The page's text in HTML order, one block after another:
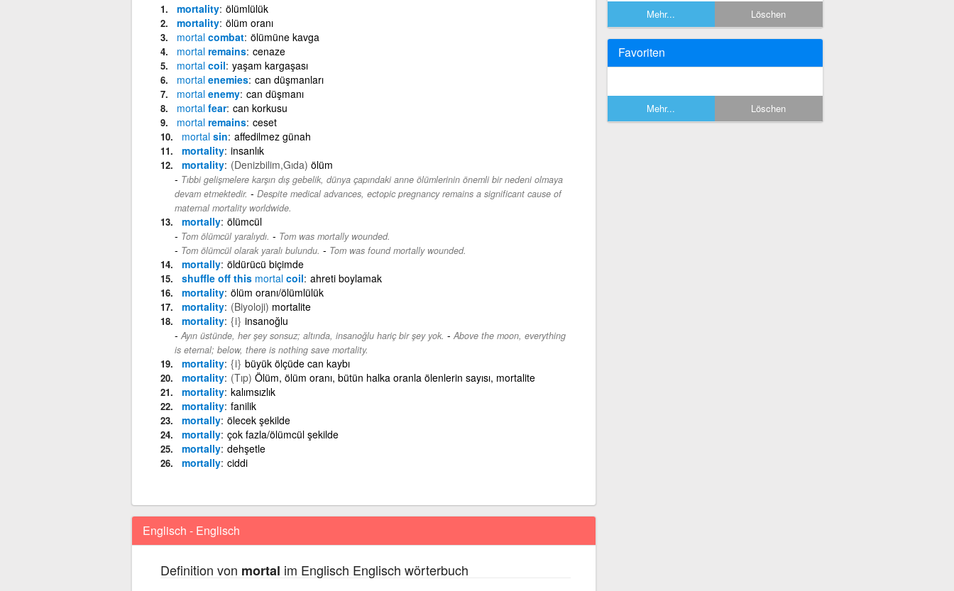
mortality ölümlülük
mortality ölüm oranı
mortalcombat ölümüne kavga
mortalremains cenaze
mortalcoil yaşam kargaşası
mortalenemies can düşmanları
mortalenemy can düşmanı
mortalfear can korkusu
mortalremains ceset
mortalsin affedilmez günah
mortality insanlık
mortality (Denizbilim,Gıda) ölüm
Tıbbi gelişmelere karşın dış gebelik, dünya çapındaki anne ölümlerinin önemli bir nedeni olmaya
devam etmektedir. - Despite medical advances, ectopic pregnancy remains a significant cause of
maternal mortality worldwide.
mortally ölümcül
Tom ölümcül yaralıydı. - Tom was mortally wounded.
Tom ölümcül olarak yaralı bulundu. - Tom was found mortally wounded.
mortally öldürücü biçimde
shuffle off this mortalcoil ahreti boylamak
mortality ölüm oranı/ölümlülük
mortality (Biyoloji) mortalite
mortality {i} insanoğlu
Ayın üstünde, her şey sonsuz; altında, insanoğlu hariç bir şey yok. - Above the moon, everything
is eternal; below, there is nothing save mortality.
mortality {i} büyük ölçüde can kaybı
mortality (Tıp) Ölüm, ölüm oranı, bütün halka oranla ölenlerin sayısı, mortalite
mortality kalımsızlık
mortality fanilik
mortally ölecek şekilde
mortally çok fazla/ölümcül şekilde
mortally dehşetle
mortally ciddi
Englisch - Englisch
Definition von mortal im Englisch Englisch wörterbuch
Mehr... Löschen
Favoriten
Mehr... Löschen